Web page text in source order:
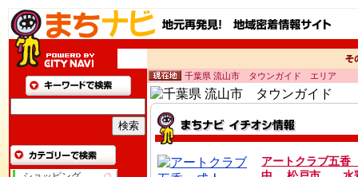
千葉県 流山市 タウンガイド エリア
アートクラブ五